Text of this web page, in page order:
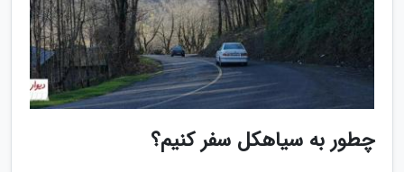
چطور به سیاهکل سفر کنیم؟